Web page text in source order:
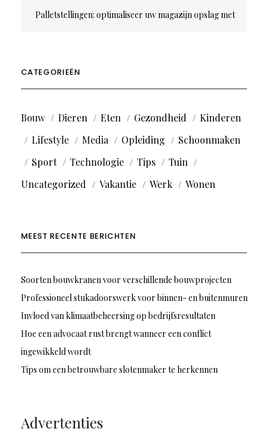
Palletstellingen: optimaliseer uw magazijn opslag met
CATEGORIEËN
Bouw Dieren Eten Gezondheid
Kinderen
Lifestyle
Media Opleiding
Schoonmaken
Sport
Technologie Tips
Tuin
Uncategorized
Vakantie Werk Wonen
MEEST RECENTE BERICHTEN
Soorten bouwkranen voor verschillende bouwprojecten
Professioneel stukadoorswerk voor binnen- en buitenmuren
Invloed van klimaatbeheersing op bedrijfsresultaten
Hoe een advocaat rust brengt wanneer een conflict
ingewikkeld wordt
Tips om een betrouwbare slotenmaker te herkennen
Advertenties